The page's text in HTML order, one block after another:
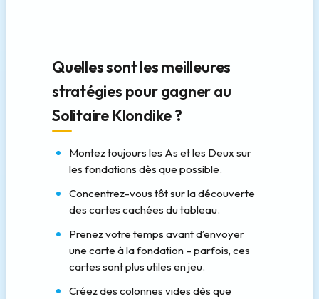
Quelles sont les meilleures
stratégies pour gagner au
Solitaire Klondike ?
Montez toujours les As et les Deux sur
les fondations dès que possible.
Concentrez-vous tôt sur la découverte
des cartes cachées du tableau.
Prenez votre temps avant d’envoyer
une carte à la fondation – parfois, ces
cartes sont plus utiles en jeu.
Créez des colonnes vides dès que